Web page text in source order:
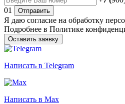
01
Отправить
Я даю согласие на обработку
Подробнее в Политике
Оставить заявку
Написать в Telegram
Написать в Max